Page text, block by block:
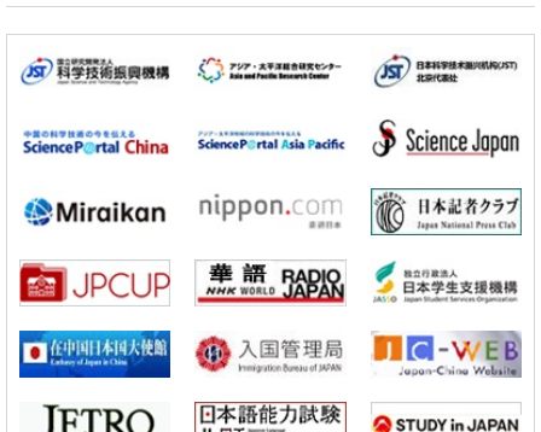
東京大學通過葉綠體基因組編輯技術強化碳固定酵素，成功提高光合作
用能力與生產力
科學研究
該基因的必要性因菌株而異
經濟・社會
科學研究
【JST事業成果】開發低成本與低功耗的新型AI處理器
政策
日本科研費增設國際共同研究強化新類別，促進青年研究人員赴海外開
經濟・社會
鐵道綜研新任理事長蘆谷公稔：依託超導和防災等核心優勢服務社會
科學研究